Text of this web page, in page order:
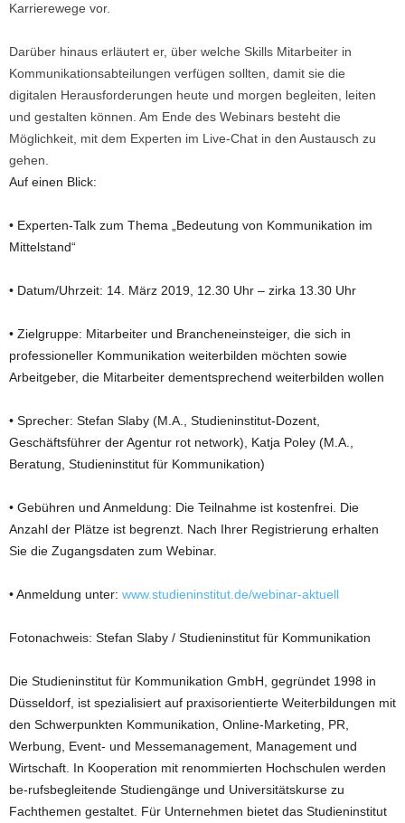
Karrierewege vor.
Darüber hinaus erläutert er, über welche Skills Mitarbeiter in
Kommunikationsabteilungen verfügen sollten, damit sie die
digitalen Herausforderungen heute und morgen begleiten, leiten
und gestalten können. Am Ende des Webinars besteht die
Möglichkeit, mit dem Experten im Live-Chat in den Austausch zu
gehen.
Auf einen Blick:
• Experten-Talk zum Thema „Bedeutung von Kommunikation im
Mittelstand“
• Datum/Uhrzeit: 14. März 2019, 12.30 Uhr – zirka 13.30 Uhr
• Zielgruppe: Mitarbeiter und Brancheneinsteiger, die sich in
professioneller Kommunikation weiterbilden möchten sowie
Arbeitgeber, die Mitarbeiter dementsprechend weiterbilden wollen
• Sprecher: Stefan Slaby (M.A., Studieninstitut-Dozent,
Geschäftsführer der Agentur rot network), Katja Poley (M.A.,
Beratung, Studieninstitut für Kommunikation)
• Gebühren und Anmeldung: Die Teilnahme ist kostenfrei. Die
Anzahl der Plätze ist begrenzt. Nach Ihrer Registrierung erhalten
Sie die Zugangsdaten zum Webinar.
• Anmeldung unter: www.studieninstitut.de/webinar-aktuell
Fotonachweis: Stefan Slaby / Studieninstitut für Kommunikation
Die Studieninstitut für Kommunikation GmbH, gegründet 1998 in
Düsseldorf, ist spezialisiert auf praxisorientierte Weiterbildungen mit
den Schwerpunkten Kommunikation, Online-Marketing, PR,
Werbung, Event- und Messemanagement, Management und
Wirtschaft. In Kooperation mit renommierten Hochschulen werden
be-rufsbegleitende Studiengänge und Universitätskurse zu
Fachthemen gestaltet. Für Unternehmen bietet das Studieninstitut